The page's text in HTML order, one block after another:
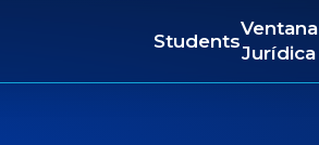
Students
Ventana
Jurídica